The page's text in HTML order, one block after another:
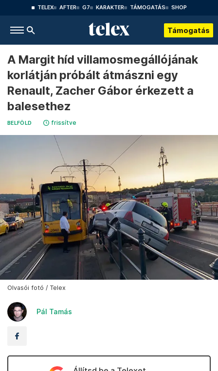
TELEX AFTER G7 KARAKTER TÁMOGATÁS SHOP
Támogatás
A Margit híd villamosmegállójának
korlátján próbált átmászni egy
Renault, Zacher Gábor érkezett a
balesethez
BELFÖLD frissítve
Olvasói fotó / Telex
Pál Tamás